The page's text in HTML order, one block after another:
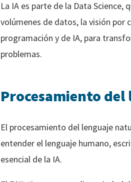
La IA es parte de la Data Science,
volúmenes de datos, la visión por
programación y de IA, para
problemas.
Procesamiento
El procesamiento del lenguaje
entender el lenguaje humano,
esencial de la IA.